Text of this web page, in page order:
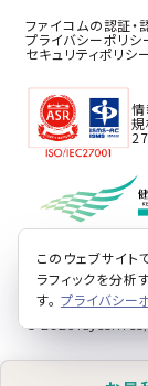
ファイコムの認証・
プライバシーポリシ
セキュリティポリシ
情
© 2026 faycom
このウェブサイト
ラフィックを分析
す。 プライバシー